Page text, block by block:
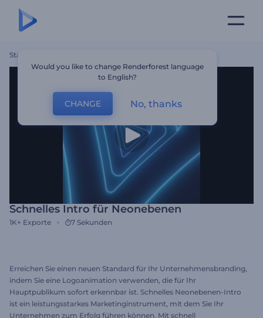
Startseite
Schnelles Intro für Neonebenen
1K+ Exporte 7 Sekunden
Erreichen Sie einen neuen Standard für Ihr Unternehmensbranding,
indem Sie eine Logoanimation verwenden, die für Ihr
Hauptpublikum sofort erkennbar ist. Schnelles Neonebenen-Intro
ist ein leistungsstarkes Marketinginstrument, mit dem Sie Ihr
Unternehmen zum Erfolg führen können. Mit schnell
Would you like to change Renderforest language
to English?
CHANGE No, thanks